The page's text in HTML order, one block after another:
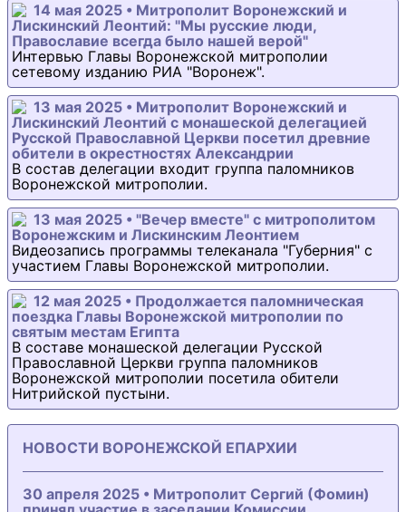
14 мая 2025 • Митрополит Воронежский и
Лискинский Леонтий: "Мы русские люди,
Православие всегда было нашей верой"
Интервью Главы Воронежской митрополии
сетевому изданию РИА "Воронеж".
13 мая 2025 • Митрополит Воронежский и
Лискинский Леонтий с монашеской делегацией
Русской Православной Церкви посетил древние
обители в окрестностях Александрии
В состав делегации входит группа паломников
Воронежской митрополии.
13 мая 2025 • "Вечер вместе" с митрополитом
Воронежским и Лискинским Леонтием
Видеозапись программы телеканала "Губерния" с
участием Главы Воронежской митрополии.
12 мая 2025 • Продолжается паломническая
поездка Главы Воронежской митрополии по
святым местам Египта
В составе монашеской делегации Русской
Православной Церкви группа паломников
Воронежской митрополии посетила обители
Нитрийской пустыни.
НОВОСТИ ВОРОНЕЖСКОЙ ЕПАРХИИ
30 апреля 2025 • Митрополит Сергий (Фомин)